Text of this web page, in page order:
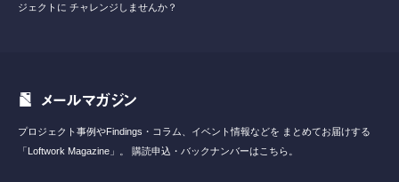
ジェクトに チャレンジしませんか？
メールマガジン
プロジェクト事例やFindings・コラム、イベント情報などを まとめてお届けする
「Loftwork Magazine」。
購読申込・バックナンバーはこちら。